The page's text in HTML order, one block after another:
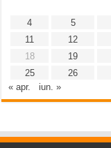
4
5
11
12
18
19
25
26
« apr.
iun. »